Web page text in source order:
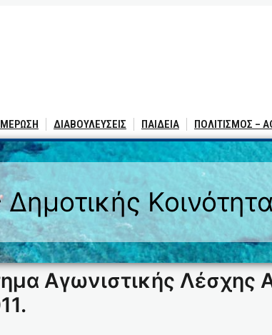
ΔΙΑΒΟΥΛΕΥΣΕΙΣ ΠΑΙΔΕΙΑ ΠΟΛΙΤΙΣΜΟΣ –
Αγωνιστικής Λέσχης